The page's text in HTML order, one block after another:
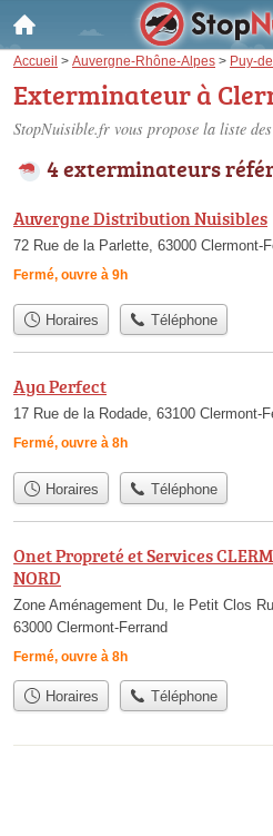
Accueil > Auvergne-Rhône-Alpes > Puy-
Exterminateur à
StopNuisible.fr vous propose la liste des
4 exterminateurs
Auvergne Distribution Nuisibles
72 Rue de la Parlette, 63000 Clermont-
Fermé, ouvre à 9h
Horaires Téléphone
Aya Perfect
17 Rue de la Rodade, 63100 Clermont-
Fermé, ouvre à 8h
Horaires Téléphone
Onet Propreté et Services
NORD
Zone Aménagement Du, le Petit Clos
63000 Clermont-Ferrand
Fermé, ouvre à 8h
Horaires Téléphone